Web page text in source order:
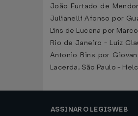
João Furtado de
Julianelli Afonso por
Lins de Lucena por
Rio de Janeiro - Luiz
Antonio Bins por
Lacerda, São Paulo -
ASSINAR O LEGISWEB